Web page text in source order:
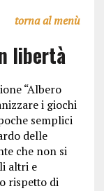
torna al menù
libertà
“Albero
i giochi
semplici
delle
che non si
altri e
rispetto di